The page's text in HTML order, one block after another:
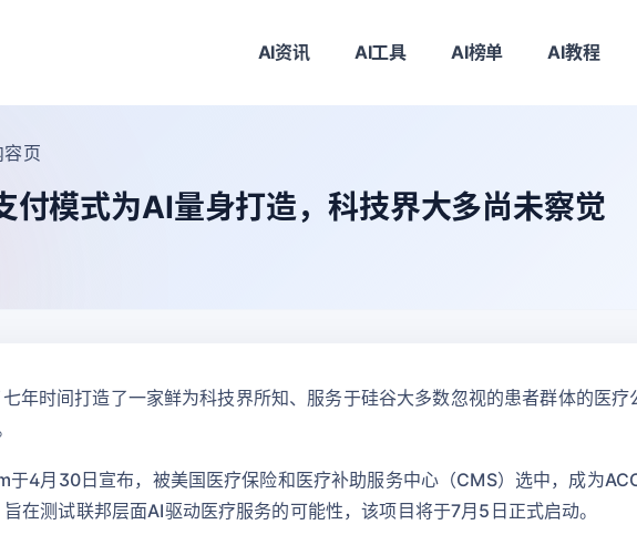
AI资讯 AI工具 AI榜单 AI教程
容页
模式为AI量身打造，科技界大多尚未察觉
年时间打造了一家鲜为科技界所知、服务于硅谷大多数忽视的患者群体的医
于4月30日宣布，被美国医疗保险和医疗补助服务中心（CMS）选中，成为
在测试联邦层面AI驱动医疗服务的可能性，该项目将于7月5日正式启动。